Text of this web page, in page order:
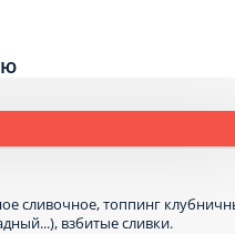
сливочное, топпинг
взбитые сливки.